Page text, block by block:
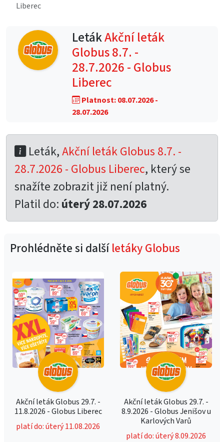
Liberec
LetákAkční leták
Globus 8.7. -
28.7.2026 - Globus
Liberec
Platnost: 08.07.2026 -
28.07.2026
Leták,Akční leták Globus 8.7. -
28.7.2026 - Globus Liberec, který se
snažíte zobrazit již není platný.
Platil do: úterý 28.07.2026
Prohlédněte si dalšíletáky Globus
Akční leták Globus 29.7. -
11.8.2026 - Globus Liberec
platí do: úterý 11.08.2026
Akční leták Globus 29.7. -
8.9.2026 - Globus Jenišov u
Karlových Varů
platí do: úterý 8.09.2026